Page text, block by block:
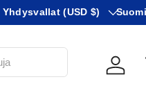
Tilaatko Yhdysvaltoihin?Tutustu
Maa
Yhdysvallat (USD $) KIeli
Suomi